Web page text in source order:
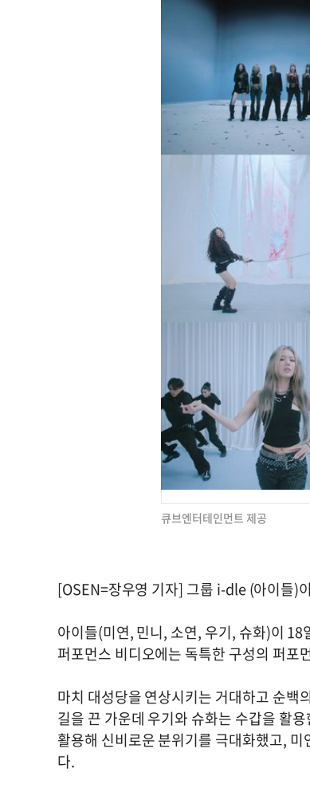
큐브엔터테인먼트 제공
[OSEN=장우영 기자] 그룹 i-dle (아이들)
아이들(미연, 민니, 소연, 우기, 슈화)이
퍼포먼스 비디오에는 독특한 구성의 퍼포
마치 대성당을 연상시키는 거대하고 순백
길을 끈 가운데 우기와 슈화는 수갑을 활
활용해 신비로운 분위기를 극대화했고,
다.